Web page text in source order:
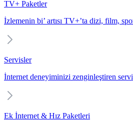
TV+ Paketler
İzlemenin bi’ artısı TV+’ta dizi, film,
Servisler
İnternet deneyiminizi zenginleştiren
Ek İnternet & Hız Paketleri